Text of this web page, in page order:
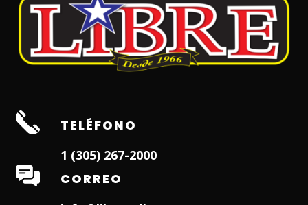
TELÉFONO
1 (305) 267-2000
CORREO